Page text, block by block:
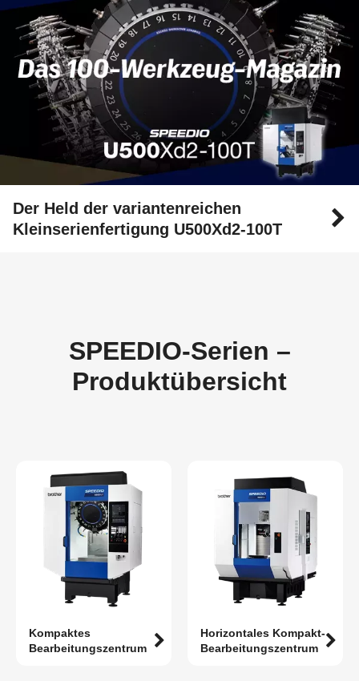
Der Held der variantenreichen
Kleinserienfertigung U500Xd2-100T
SPEEDIO-Serien –
Produktübersicht
Kompaktes
Bearbeitungszentrum
Horizontales Kompakt-
Bearbeitungszentrum